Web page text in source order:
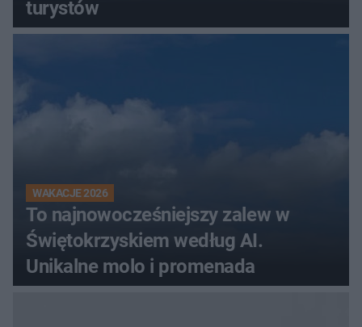
turystów
WAKACJE 2026
To najnowocześniejszy zalew w
Świętokrzyskiem według AI.
Unikalne molo i promenada